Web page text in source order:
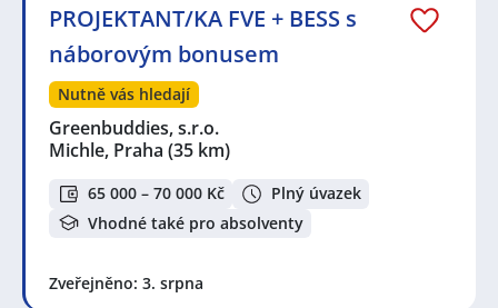
PROJEKTANT/KA FVE + BESS s
náborovým bonusem
Nutně vás hledají
Greenbuddies, s.r.o.
Michle, Praha (35 km)
65 000 – 70 000 Kč
Plný úvazek
Vhodné také pro absolventy
Zveřejněno: 3. srpna